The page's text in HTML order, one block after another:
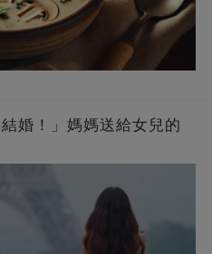
婚！」媽媽送給女兒的